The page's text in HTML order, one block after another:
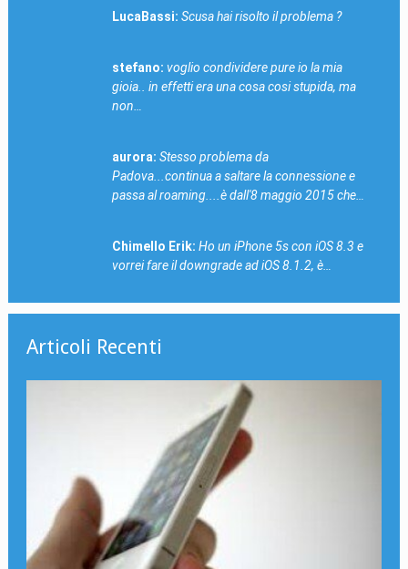
LucaBassi: Scusa hai risolto il problema ?
stefano: voglio condividere pure io la mia
gioia.. in effetti era una cosa cosi stupida, ma
non…
aurora: Stesso problema da
Padova...continua a saltare la connessione e
passa al roaming....è dall'8 maggio 2015 che…
Chimello Erik: Ho un iPhone 5s con iOS 8.3 e
vorrei fare il downgrade ad iOS 8.1.2, è…
Articoli Recenti